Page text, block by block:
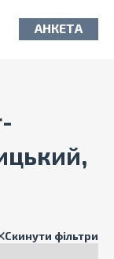
АНКЕТА
Скинути фільтри